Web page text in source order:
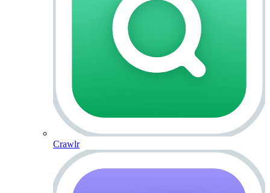
Crawlr